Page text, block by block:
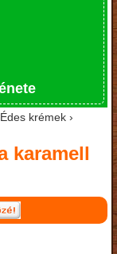
krémek ›
karamell